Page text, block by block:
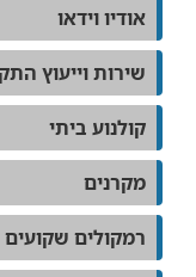
אודיו וידאו
שירות וייעוץ
קולנוע ביתי
מקרנים
רמקולים שקועים